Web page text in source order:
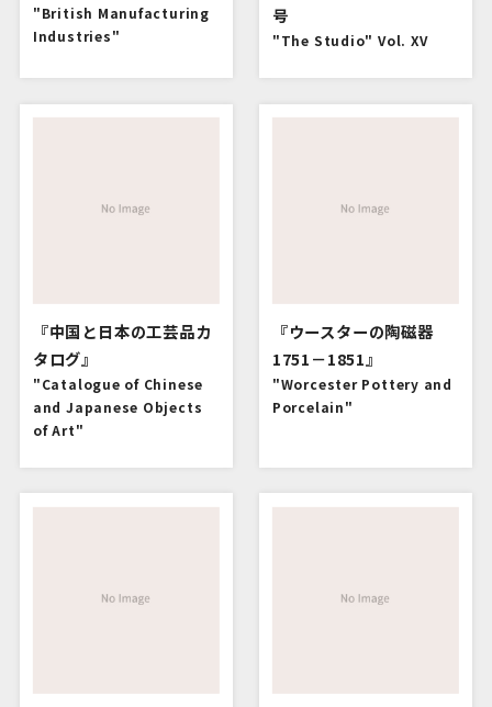
"British Manufacturing
Industries"
号
"The Studio" Vol. XV
『中国と日本の工芸品カ
タログ』
"Catalogue of Chinese
and Japanese Objects
of Art"
『ウースターの陶磁器
1751－1851』
"Worcester Pottery and
Porcelain"